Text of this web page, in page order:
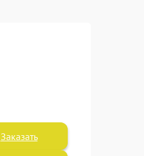
Заказать